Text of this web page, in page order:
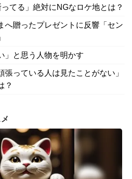
てる」絶対にNGなロケ地とは？
へ贈ったプレゼントに反響「セン
」と思う人物を明かす
張っている人は見たことがない」
？